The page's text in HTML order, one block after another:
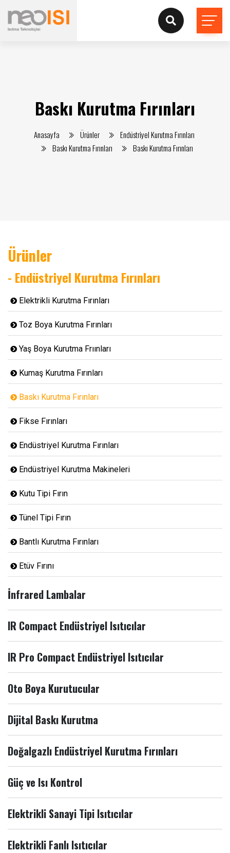
Baskı Kurutma Fırınları
Anasayfa Ürünler
Endüstriyel Kurutma Fırınları
Baskı Kurutma Fırınları
Baskı Kurutma Fırınları
Ürünler
- Endüstriyel Kurutma Fırınları
Elektrikli Kurutma Fırınları
Toz Boya Kurutma Fırınları
Yaş Boya Kurutma Frıınları
Kumaş Kurutma Fırınları
Baskı Kurutma Fırınları
Fikse Fırınları
Endüstriyel Kurutma Fırınları
Endüstriyel Kurutma Makineleri
Kutu Tipi Fırın
Tünel Tipi Fırın
Bantlı Kurutma Fırınları
Etüv Fırını
İnfrared Lambalar
IR Compact Endüstriyel Isıtıcılar
IR Pro Compact Endüstriyel Isıtıcılar
Oto Boya Kurutucular
Dijital Baskı Kurutma
Doğalgazlı Endüstriyel Kurutma Fırınları
Güç ve Isı Kontrol
Elektrikli Sanayi Tipi Isıtıcılar
Elektrikli Fanlı Isıtıcılar